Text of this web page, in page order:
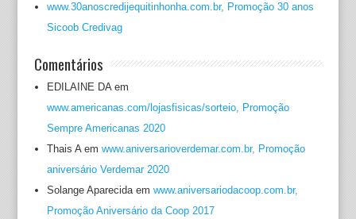
www.30anoscredijequitinhonha.com.br, Promoção 30 anos
Sicoob Credivag
Comentários
EDILAINE DAem
www.americanas.com/lojasfisicas/sorteio, Promoção
Sempre Americanas 2020
Thais Aem www.aniversarioverdemar.com.br, Promoção
aniversário Verdemar 2020
Solange Aparecidaem www.aniversariodacoop.com.br,
Promoção Aniversário da Coop 2017